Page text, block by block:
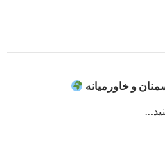
و خاورمیانه